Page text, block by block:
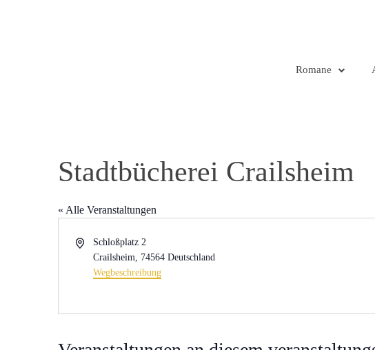
Romane
Stadtbücherei Crailsheim
« Alle Veranstaltungen
AdresseSchloßplatz 2
Crailsheim, 74564 Deutschland
Wegbeschreibung